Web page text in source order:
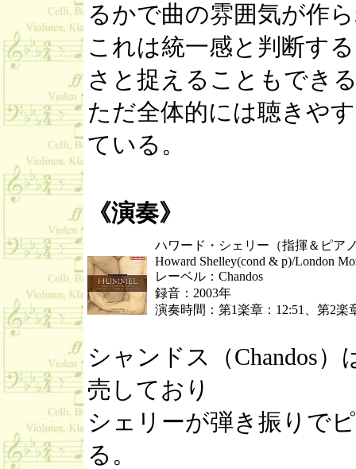
るかで曲の雰囲気が作
これは統一感と判断す
さと捉えることもでき
ただ全体的には聴きや
ている。
《演奏》
ハワード・シェリー（指揮＆ピア
Howard Shelley(cond & p)/London
レーベル：Chandos
録音：2003年
演奏時間：第1楽章：12:51、第2楽
シャンドス（Chandos
売しており
シェリーが弾き振りで
る。